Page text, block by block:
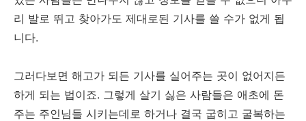
리 발로 뛰고 찾아가도 제대로된 기사를 쓸 수가 없게 됩
니다.
그러다보면 해고가 되든 기사를 실어주는 곳이 없어지든
하게 되는 법이죠. 그렇게 살기 싫은 사람들은 애초에 돈
주는 주인님들 시키는데로 하거나 결국 굽히고 굴복하는